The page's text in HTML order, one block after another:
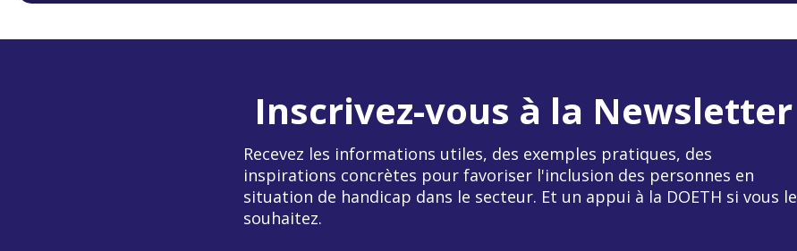
Inscrivez-vous à la Newsletter
Recevez les informations utiles, des exemples pratiques, des
inspirations concrètes pour favoriser l'inclusion des personnes en
situation de handicap dans le secteur. Et un appui à la DOETH si vous le
souhaitez.